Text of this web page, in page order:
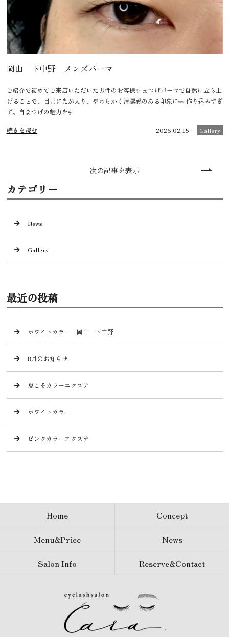
岡山 下中野 メンズパーマ
ご紹介で初めてご来店いただいた男性のお客様✨ まつげパーマで自然に立ち上
げることで、目元に光が入り、やわらかく清潔感のある印象に👀 作り込みすぎ
ず、自まつげの魅力を引
続きを読む 2026.02.15 Gallery
次の記事を表示
カテゴリー
News
Gallery
最近の投稿
ホワイトカラー 岡山 下中野
8月のお知らせ
夏こそカラーエクステ
ホワイトカラー
ピンクカラーエクステ
Home
Concept
Menu&Price
News
Salon Info
Reserve&Contact